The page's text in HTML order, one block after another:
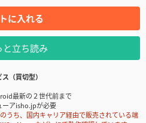
に入れる
と立ち読み
（買切型）
最新の２世代前まで
ーアisho.jpが必要
ち、国内キャリア経由で販売されている端